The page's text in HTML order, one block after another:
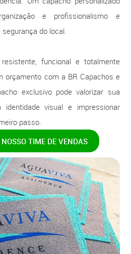
e profissionalismo e
do local.
funcional e totalmente
orçamento com a BR Capachos e
exclusivo pode valorizar sua
identidade visual e impressionar
passo.
TIME DE VENDAS